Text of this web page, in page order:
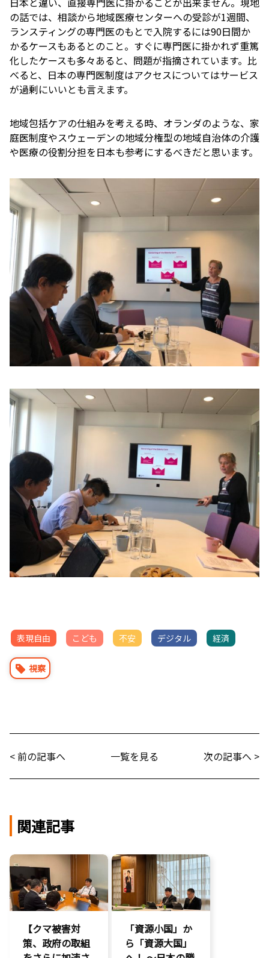
の話では、相談から地域医療センターへの受診が1週間、
ランスティングの専門医のもとで入院するには90日間か
かるケースもあるとのこと。すぐに専門医に掛かれず重篤
化したケースも多々あると、問題が指摘されています。比
べると、日本の専門医制度はアクセスについてはサービス
が過剰にいいとも言えます。
地域包括ケアの仕組みを考える時、オランダのような、家
庭医制度やスウェーデンの地域分権型の地域自治体の介護
や医療の役割分担を日本も参考にするべきだと思います。
表現自由 こども 不安 デジタル 経済
視察
< 前の記事へ 一覧を見る 次の記事へ >
関連記事
【クマ被害対
策、政府の取組
「資源小国」か
ら「資源大国」